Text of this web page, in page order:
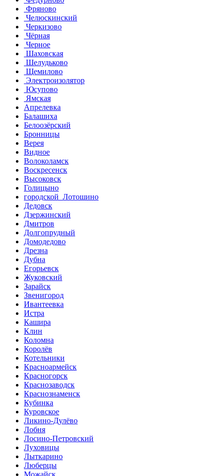
Фряново
Челюскинский
Черкизово
Чёрная
Черное
Шаховская
Шелудьково
Щемилово
Электроизолятор
Юсупово
Ямская
Апрелевка
Балашиха
Белоозёрский
Бронницы
Верея
Видное
Волоколамск
Воскресенск
Высоковск
Голицыно
городской Лотошино
Дедовск
Дзержинский
Дмитров
Долгопрудный
Домодедово
Дрезна
Дубна
Егорьевск
Жуковский
Зарайск
Звенигород
Ивантеевка
Истра
Кашира
Клин
Коломна
Королёв
Котельники
Красноармейск
Красногорск
Краснозаводск
Краснознаменск
Кубинка
Куровское
Ликино-Дулёво
Лобня
Лосино-Петровский
Луховицы
Лыткарино
Люберцы